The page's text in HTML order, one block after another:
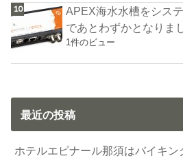
APEX海水水槽をシス
であとわずかとなりま
1件のビュー
最近の投稿
ホテルエピナール那須はバイキン